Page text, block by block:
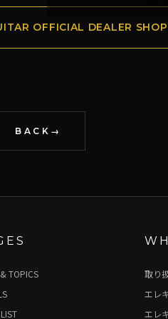
OFFICIAL DEALER
BACK
TOPICS
取り
エレ
エレ